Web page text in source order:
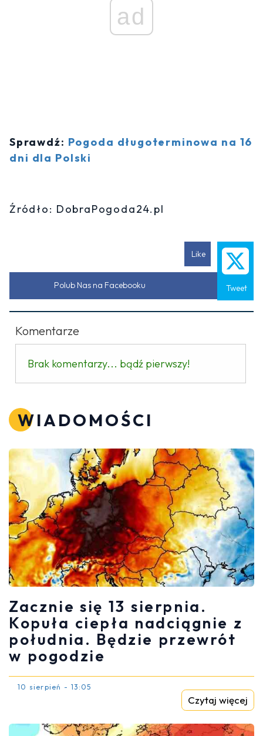
ad
Sprawdź: Pogoda długoterminowa na 16
dni dla Polski
Źródło: DobraPogoda24.pl
Like
Tweet
Polub Nas na Facebooku
Komentarze
Brak komentarzy... bądź pierwszy!
WIADOMOŚCI
Zacznie się 13 sierpnia.
Kopuła ciepła nadciągnie z
południa. Będzie przewrót
w pogodzie
10 sierpień - 13:05
Czytaj więcej